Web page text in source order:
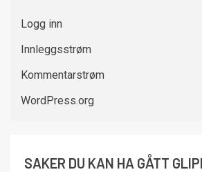
Logg inn
Innleggsstrøm
Kommentarstrøm
WordPress.org
SAKER DU KAN HA GÅTT